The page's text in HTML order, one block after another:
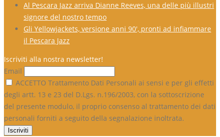
Al Pescara Jazz arriva Dianne Reeves, una delle più illustri
signore del nostro tempo
Gli Yellowjackets, versione anni 90′, pronti ad infiammare
il Pescara Jazz
Iscriviti alla nostra newsletter!
Email
ACCETTO Trattamento Dati Personali ai sensi e per gli effetti
degli artt. 13 e 23 del D.Lgs. n.196/2003, con la sottoscrizione
del presente modulo, il proprio consenso al trattamento dei dati
personali forniti a seguito della segnalazione inoltrata.